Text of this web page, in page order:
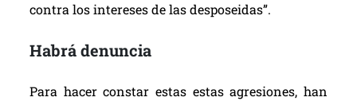
contra los intereses de las desposeidas”.
Habrá denuncia
Para hacer constar estas estas agresiones, han